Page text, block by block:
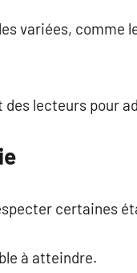
variées, comme
des lecteurs pour
certaines
à atteindre.